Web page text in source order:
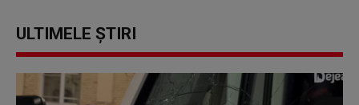
ULTIMELE ȘTIRI